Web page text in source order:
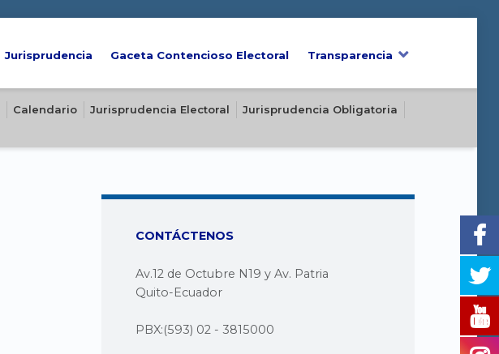
Jurisprudencia Gaceta Contencioso Electoral Transparencia
Calendario Jurisprudencia Electoral
Jurisprudencia Obligatoria
CONTÁCTENOS
Av.12 de Octubre N19 y Av. Patria
Quito-Ecuador
PBX:(593) 02 - 3815000